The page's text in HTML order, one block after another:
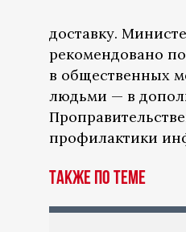
доставку.
рекомендовано
в общественных
людьми — в
профилактики
Также по теме